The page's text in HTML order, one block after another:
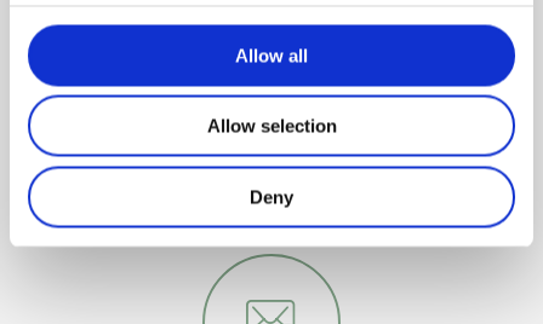
Allow all
Allow selection
Deny
chambres pour vos dates de séjour et
Réservez rapidement en ligne.
BOOK ONLINE NOW